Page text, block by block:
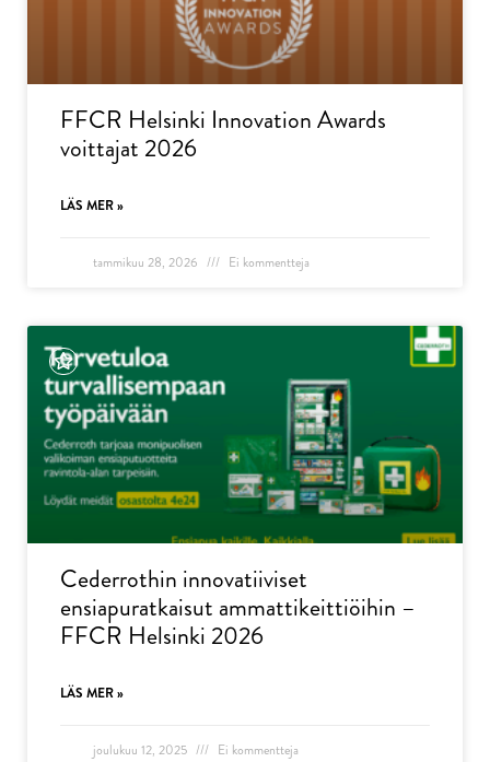
FFCR Helsinki Innovation Awards
voittajat 2026
LÄS MER »
tammikuu 28, 2026 Ei kommentteja
Cederrothin innovatiiviset
ensiapuratkaisut ammattikeittiöihin –
FFCR Helsinki 2026
LÄS MER »
joulukuu 12, 2025 Ei kommentteja